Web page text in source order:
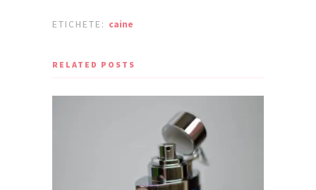
ETICHETE: caine
RELATED POSTS